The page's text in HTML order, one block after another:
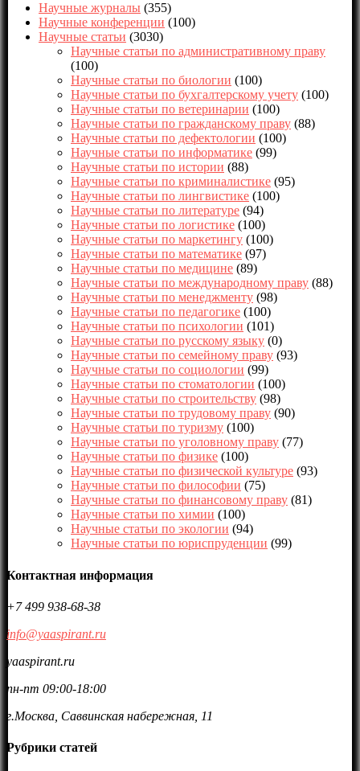
Научные журналы (355)
Научные конференции (100)
Научные статьи (3030)
Научные статьи по административному праву
(100)
Научные статьи по биологии (100)
Научные статьи по бухгалтерскому учету (100)
Научные статьи по ветеринарии (100)
Научные статьи по гражданскому праву (88)
Научные статьи по дефектологии (100)
Научные статьи по информатике (99)
Научные статьи по истории (88)
Научные статьи по криминалистике (95)
Научные статьи по лингвистике (100)
Научные статьи по литературе (94)
Научные статьи по логистике (100)
Научные статьи по маркетингу (100)
Научные статьи по математике (97)
Научные статьи по медицине (89)
Научные статьи по международному праву (88)
Научные статьи по менеджменту (98)
Научные статьи по педагогике (100)
Научные статьи по психологии (101)
Научные статьи по русскому языку (0)
Научные статьи по семейному праву (93)
Научные статьи по социологии (99)
Научные статьи по стоматологии (100)
Научные статьи по строительству (98)
Научные статьи по трудовому праву (90)
Научные статьи по туризму (100)
Научные статьи по уголовному праву (77)
Научные статьи по физике (100)
Научные статьи по физической культуре (93)
Научные статьи по философии (75)
Научные статьи по финансовому праву (81)
Научные статьи по химии (100)
Научные статьи по экологии (94)
Научные статьи по юриспруденции (99)
Контактная информация
+7 499 938-68-38
info@yaaspirant.ru
yaaspirant.ru
пн-пт 09:00-18:00
г.Москва, Саввинская набережная, 11
Рубрики статей